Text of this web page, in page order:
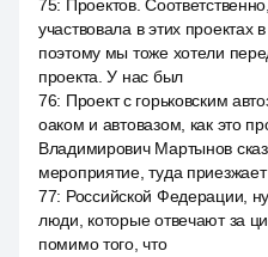
75: Проектов.
участвовала в этих проектах
поэтому мы тоже хотели
проекта. У нас был
76: Проект с горьковским
оаком и автовазом, как это
Владимирович Мартынов
мероприятие, туда приезжает
77: Российской Федерации,
люди, которые отвечают за
помимо того, что